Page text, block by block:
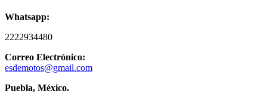
Whatsapp:
2222934480
Correo Electrónico:
esdemotos@gmail.com
Puebla, México.